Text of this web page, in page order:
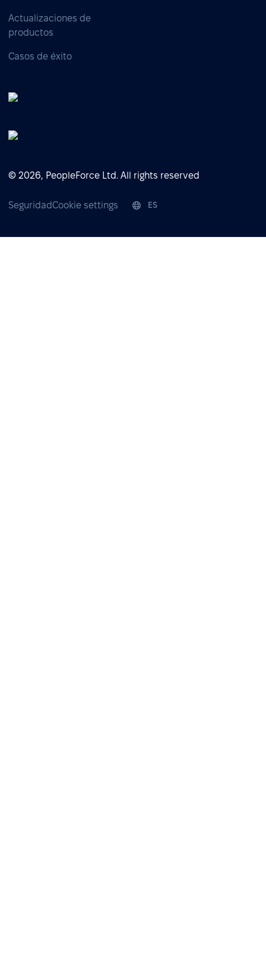
Actualizaciones de
productos
Casos de éxito
© 2026, PeopleForce Ltd. All rights reserved
SeguridadCookie settings ES